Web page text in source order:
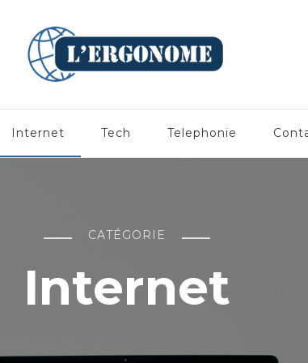
Internet Tech Telephonie
CATÉGORIE
Internet